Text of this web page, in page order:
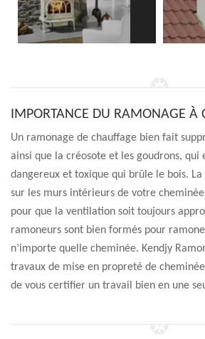
IMPORTANCE DU RAMONAGE À
Un ramonage de chauffage bien fait
ainsi que la créosote et les goudrons, qui
dangereux et toxique qui brûle le bois.
sur les murs intérieurs de votre
pour que la ventilation soit toujours
ramoneurs sont bien formés pour
n’importe quelle cheminée. Kendjy
travaux de mise en propreté de
de vous certifier un travail bien en une